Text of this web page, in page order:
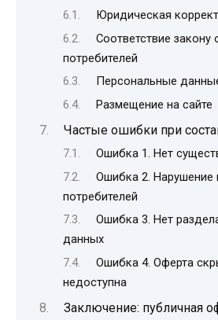
Юридическая
Соответствие закону
потребителей
Персональные
Размещение на сайте
Частые ошибки при
Ошибка 1. Нет
Ошибка 2. Нарушение
потребителей
Ошибка 3. Нет
данных
Ошибка 4. Оферта
недоступна
Заключение: публичная